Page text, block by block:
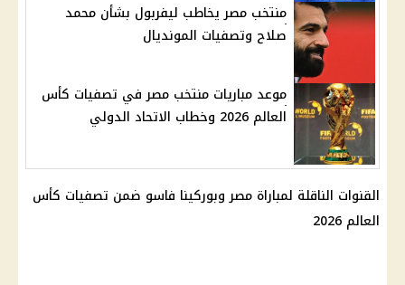
منتخب مصر يخاطب ليفربول بشأن محمد
صلاح وتصفيات المونديال
موعد مباريات منتخب مصر في تصفيات كأس
العالم 2026 وخطاب الاتحاد الدولي
القنوات الناقلة لمباراة مصر وبوركينا فاسو ضمن تصفيات كأس
العالم 2026